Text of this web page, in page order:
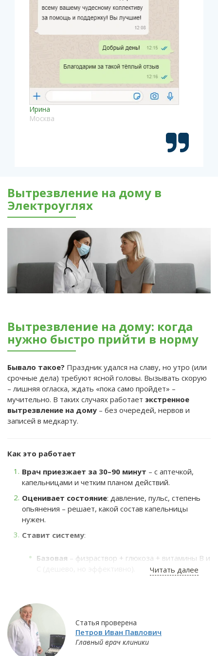
Ирина
Москва
Вытрезвление на дому в
Электроуглях
Вытрезвление на дому: когда
нужно быстро прийти в норму
Бывало такое? Праздник удался на славу, но утро (или
срочные дела) требуют ясной головы. Вызывать скорую
– лишняя огласка, ждать «пока само пройдет» –
мучительно. В таких случаях работает экстренное
вытрезвление на дому – без очередей, нервов и
записей в медкарту.
Как это работает
Врач приезжает за 30–90 минут – с аптечкой,
капельницами и четким планом действий.
Оценивает состояние: давление, пульс, степень
опьянения – решает, какой состав капельницы
нужен.
Ставит систему:
Базовая – физраствор + глюкоза + витамины B и
ясности мыслей).
Экстренная– при отравлении суррогатами
(включает антидоты).
Контролирует состояние до стабилизации –
Читать далее
Статья проверена
Петров Иван Павлович
Главный врач клиники